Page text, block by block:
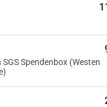
Spendenbox (Westen